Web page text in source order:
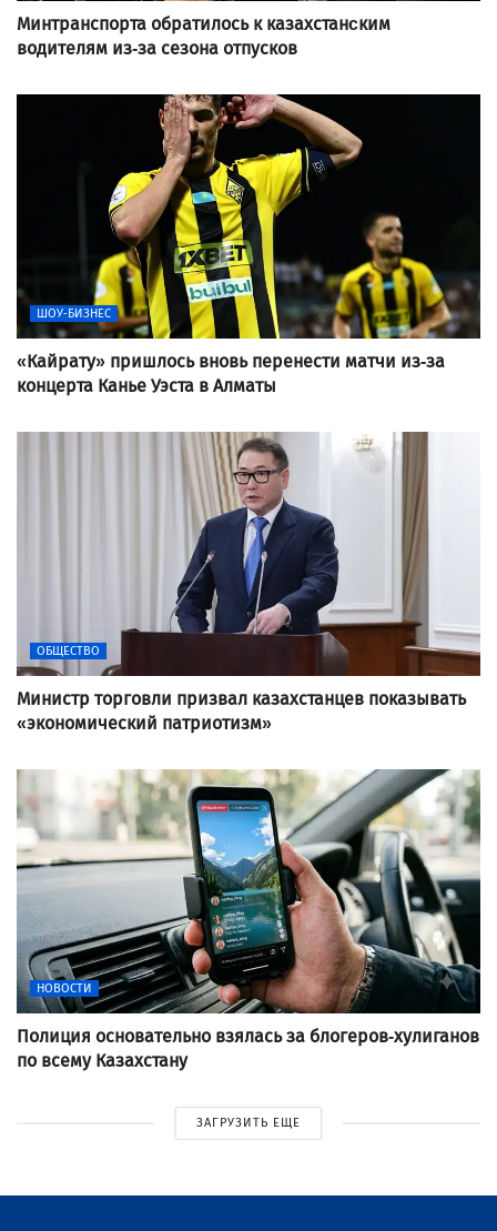
Минтранспорта обратилось к казахстанcким
водителям из-за сезона отпусков
ШОУ-БИЗНЕС
«Кайрату» пришлось вновь перенести матчи из-за
концерта Канье Уэста в Алматы
ОБЩЕСТВО
Министр торговли призвал казахстанцев показывать
«экономический патриотизм»
НОВОСТИ
Полиция основательно взялась за блогеров-хулиганов
по всему Казахстану
ЗАГРУЗИТЬ ЕЩЕ